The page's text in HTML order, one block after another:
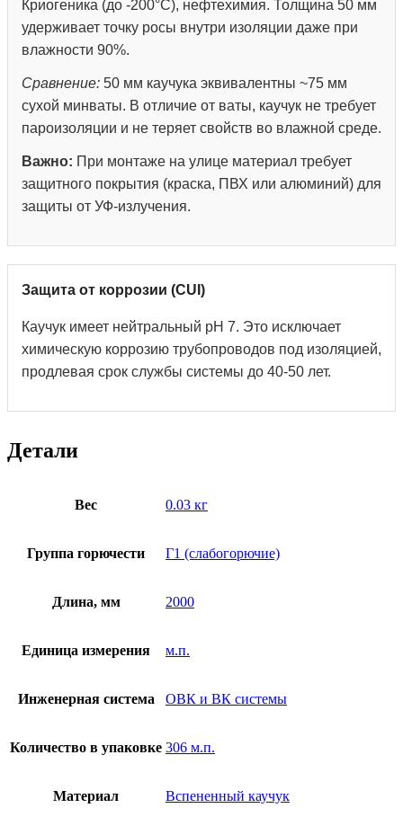
Криогеника (до -200°С), нефтехимия. Толщина 50 мм
удерживает точку росы внутри изоляции даже при
влажности 90%.
Сравнение: 50 мм каучука эквивалентны ~75 мм
сухой минваты. В отличие от ваты, каучук не требует
пароизоляции и не теряет свойств во влажной среде.
Важно: При монтаже на улице материал требует
защитного покрытия (краска, ПВХ или алюминий) для
защиты от УФ-излучения.
Защита от коррозии (CUI)
Каучук имеет нейтральный pH 7. Это исключает
химическую коррозию трубопроводов под изоляцией,
продлевая срок службы системы до 40-50 лет.
Детали
Вес 0.03 кг
Группа горючести Г1 (слабогорючие)
Длина, мм 2000
Единица измерения м.п.
Инженерная система ОВК и ВК системы
Количество в упаковке 306 м.п.
Материал Вспененный каучук